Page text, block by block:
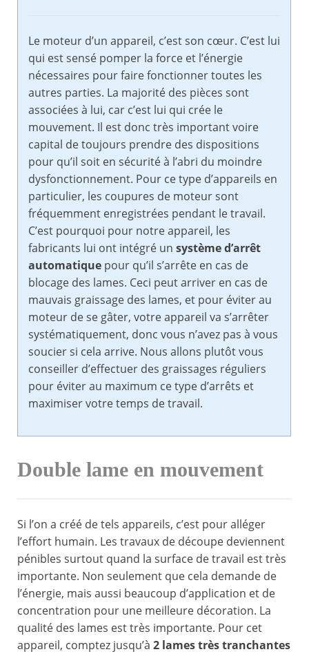
Le moteur d’un appareil, c’est son cœur. C’est lui
qui est sensé pomper la force et l’énergie
nécessaires pour faire fonctionner toutes les
autres parties. La majorité des pièces sont
associées à lui, car c’est lui qui crée le
mouvement. Il est donc très important voire
capital de toujours prendre des dispositions
pour qu’il soit en sécurité à l’abri du moindre
dysfonctionnement. Pour ce type d’appareils en
particulier, les coupures de moteur sont
fréquemment enregistrées pendant le travail.
C’est pourquoi pour notre appareil, les
fabricants lui ont intégré un système d’arrêt
automatique pour qu’il s’arrête en cas de
blocage des lames. Ceci peut arriver en cas de
mauvais graissage des lames, et pour éviter au
moteur de se gâter, votre appareil va s’arrêter
systématiquement, donc vous n’avez pas à vous
soucier si cela arrive. Nous allons plutôt vous
conseiller d’effectuer des graissages réguliers
pour éviter au maximum ce type d’arrêts et
maximiser votre temps de travail.
Double lame en mouvement
Si l’on a créé de tels appareils, c’est pour alléger
l’effort humain. Les travaux de découpe deviennent
pénibles surtout quand la surface de travail est très
importante. Non seulement que cela demande de
l’énergie, mais aussi beaucoup d’application et de
concentration pour une meilleure décoration. La
qualité des lames est très importante. Pour cet
appareil, comptez jusqu’à 2 lames très tranchantes